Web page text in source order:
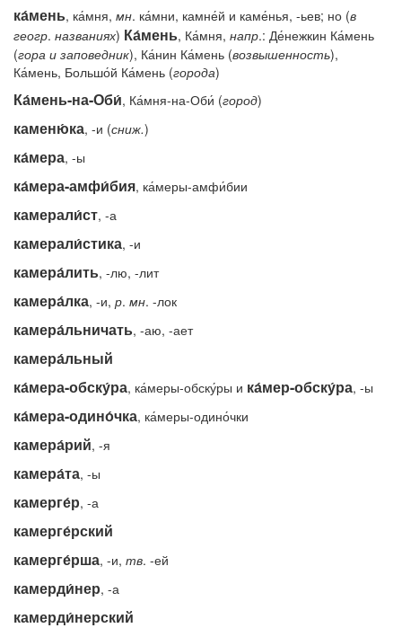
ка́мень, ка́мня, мн. ка́мни, камне́й и каме́нья, -ьев; но (в
геогр. названиях) Ка́мень, Ка́мня, напр.: Де́нежкин Ка́мень
(гора и заповедник), Ка́нин Ка́мень (возвышенность),
Ка́мень, Большо́й Ка́мень (города)
Ка́мень-на-Оби́, Ка́мня-на-Оби́ (город)
каменю́ка, -и (сниж.)
ка́мера, -ы
ка́мера-амфи́бия, ка́меры-амфи́бии
камерали́ст, -а
камерали́стика, -и
камера́лить, -лю, -лит
камера́лка, -и, р. мн. -лок
камера́льничать, -аю, -ает
камера́льный
ка́мера-обску́ра, ка́меры-обску́ры и ка́мер-обску́ра, -ы
ка́мера-одино́чка, ка́меры-одино́чки
камера́рий, -я
камера́та, -ы
камерге́р, -а
камерге́рский
камерге́рша, -и, тв. -ей
камерди́нер, -а
камерди́нерский